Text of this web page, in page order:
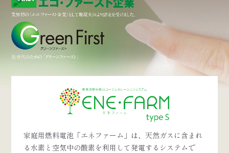
家庭用燃料電池「エネファーム」は、天然ガスに含まれ
る水素と空気中の酸素を利用して発電するシステムで